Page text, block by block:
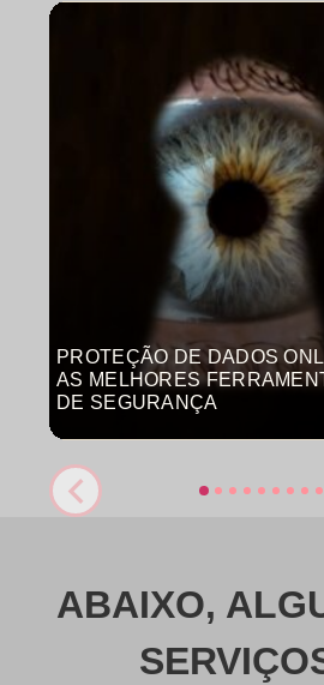
PROTEÇÃO DE DADOS
AS MELHORES
DE SEGURANÇA
ABAIXO,